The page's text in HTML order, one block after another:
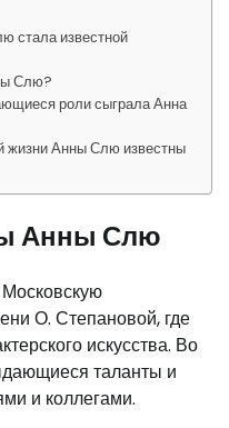
стала известной
Слю?
роли сыграла Анна
жизни Анны Слю известны
Анны Слю
О. Степановой, где
искусства. Во
таланты и
и коллегами.